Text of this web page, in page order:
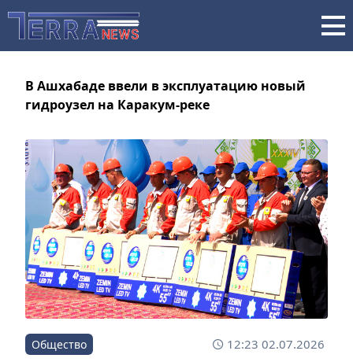
В Ашхабаде ввели в эксплуатацию новый
гидроузел на Каракум-реке
Общество 12:23 02.07.2026